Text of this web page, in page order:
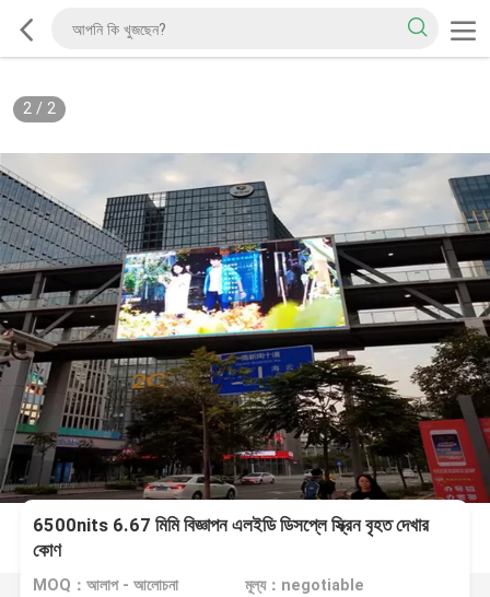
2/ 2
6500nits 6.67 মিমি বিজ্ঞাপন এলইডি ডিসপ্লে স্ক্রিন বৃহত দেখার
কোণ
MOQ：আলাপ - আলোচনা মূল্য：negotiable